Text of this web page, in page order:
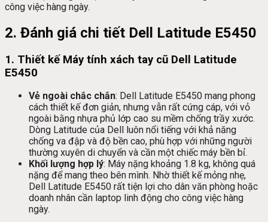
công việc hàng ngày.
2. Đánh giá chi tiết Dell Latitude E5450
1. Thiết kế Máy tính xách tay cũ Dell Latitude
E5450
Vẻ ngoài chắc chắn: Dell Latitude E5450 mang phong
cách thiết kế đơn giản, nhưng vẫn rất cứng cáp, với vỏ
ngoài bằng nhựa phủ lớp cao su mềm chống trầy xước.
Dòng Latitude của Dell luôn nổi tiếng với khả năng
chống va đập và độ bền cao, phù hợp với những người
thường xuyên di chuyển và cần một chiếc máy bền bỉ.
Khối lượng hợp lý: Máy nặng khoảng 1.8 kg, không quá
nặng để mang theo bên mình. Nhờ thiết kế mỏng nhẹ,
Dell Latitude E5450 rất tiện lợi cho dân văn phòng hoặc
doanh nhân cần laptop linh động cho công việc hàng
ngày.